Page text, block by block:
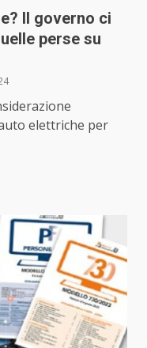
Il governo ci
perse su
elettriche per